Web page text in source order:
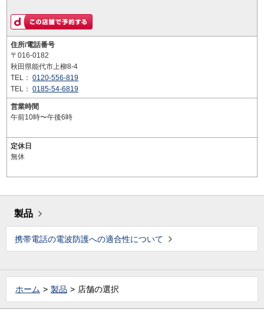
住所/電話番号
〒016-0182
秋田県能代市上柳8-4
TEL： 0120-556-819
TEL： 0185-54-6819
営業時間
午前10時〜午後6時
定休日
無休
製品
携帯電話の電波防護への適合性について
ホーム 製品 店舗の選択